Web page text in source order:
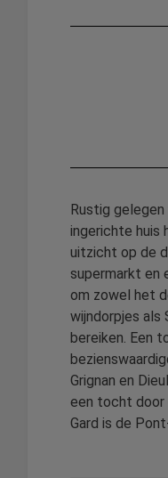
Rustig
ingerichte huis
uitzicht op de
supermarkt en
om zowel het
wijndorpjes als
bereiken. Een
Grignan en
een tocht door
Gard is de